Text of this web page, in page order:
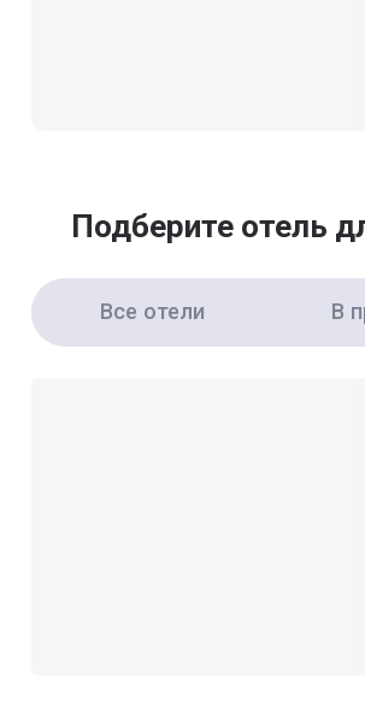
Подберите отель
Все отели В